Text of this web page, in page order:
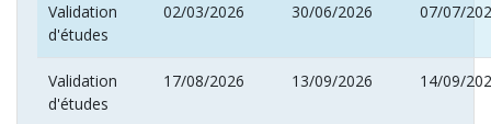
Validation
d'études
02/03/2026 30/06/2026 07/07/
Validation
d'études
17/08/2026 13/09/2026 14/09/